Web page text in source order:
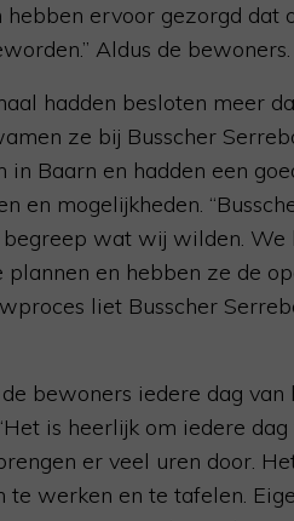
ervoor gezorgd dat
Aldus de bewoners.
hadden besloten meer
ze bij Busscher
Baarn en hadden een
en mogelijkheden.
wat wij wilden. We
plannen en hebben ze de
liet Busscher
bewoners iedere dag van
is heerlijk om iedere
er veel uren door.
werken en te tafelen.